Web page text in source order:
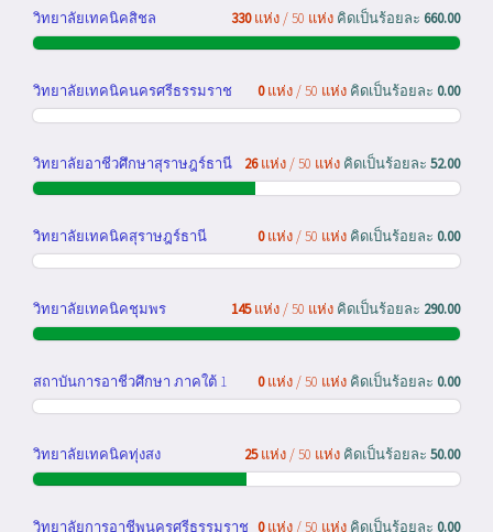
วิทยาลัยเทคนิคสิชล 330แห่ง / 50 แห่ง คิดเป็นร้อยละ 660.00
วิทยาลัยเทคนิคนครศรีธรรมราช 0แห่ง / 50 แห่ง คิดเป็นร้อยละ 0.00
วิทยาลัยอาชีวศึกษาสุราษฎร์ธานี 26แห่ง / 50 แห่ง คิดเป็นร้อยละ 52.00
วิทยาลัยเทคนิคสุราษฎร์ธานี 0แห่ง / 50 แห่ง คิดเป็นร้อยละ 0.00
วิทยาลัยเทคนิคชุมพร 145แห่ง / 50 แห่ง คิดเป็นร้อยละ 290.00
สถาบันการอาชีวศึกษา ภาคใต้ 1 0แห่ง / 50 แห่ง คิดเป็นร้อยละ 0.00
วิทยาลัยเทคนิคทุ่งสง 25แห่ง / 50 แห่ง คิดเป็นร้อยละ 50.00
วิทยาลัยการอาชีพนครศรีธรรมราช 0แห่ง / 50 แห่ง คิดเป็นร้อยละ 0.00